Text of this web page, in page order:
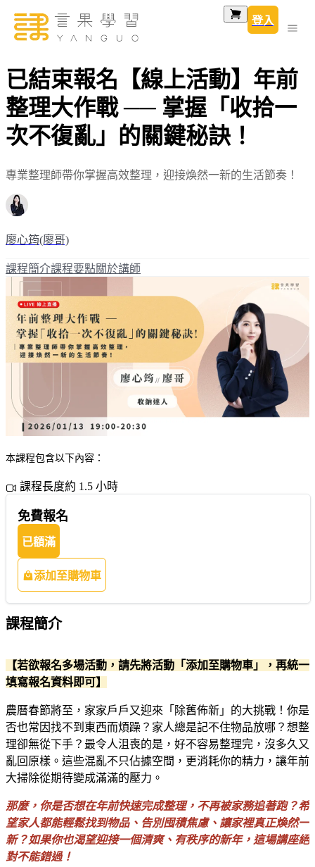
登入
已結束報名【線上活動】年前
整理大作戰 ── 掌握「收拾一
次不復亂」的關鍵秘訣！
專業整理師帶你掌握高效整理，迎接煥然一新的生活節奏！
廖心筠(廖哥)
課程簡介課程要點關於講師
本課程包含以下內容：
課程長度約 1.5 小時
免費報名
已額滿
添加至購物車
課程簡介
【若欲報名多場活動，請先將活動「添加至購物車」，再統一
填寫報名資料即可】
農曆春節將至，家家戶戶又迎來「除舊佈新」的大挑戰！你是
否也常因找不到東西而煩躁？家人總是記不住物品放哪？想整
理卻無從下手？最令人沮喪的是，好不容易整理完，沒多久又
亂回原樣。這些混亂不只佔據空間，更消耗你的精力，讓年前
大掃除從期待變成滿滿的壓力。
那麼，你是否想在年前快速完成整理，不再被家務追著跑？希
望家人都能輕鬆找到物品、告別囤積焦慮、讓家裡真正煥然一
新？如果你也渴望迎接一個清爽、有秩序的新年，這場講座絕
對不能錯過！